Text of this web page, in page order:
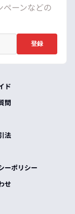
ーンなどの
登録
ド
問
法
ーポリシー
せ